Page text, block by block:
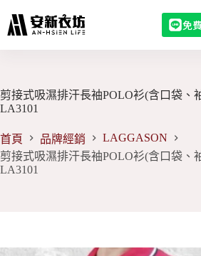
至
容
免
剪接式吸濕排汗長袖POLO衫(含口袋、
LA3101
首頁 品牌經銷
LAGGASON
剪接式吸濕排汗長袖POLO衫(含口袋、
LA3101